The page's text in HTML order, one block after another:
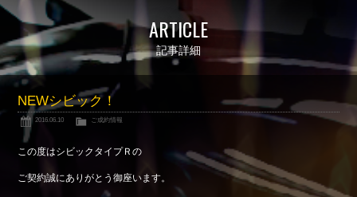
Stock list
在庫情報
Contract
ご成約情報
About NSX
NSXについて
Reflesh Plan
整備・修理・
Trade in
買取査定
ARTICLE
記事詳細
NEWシビック！
2016.06.10 ご成約情報
この度はシビックタイプＲの
ご契約誠にありがとう御座います。